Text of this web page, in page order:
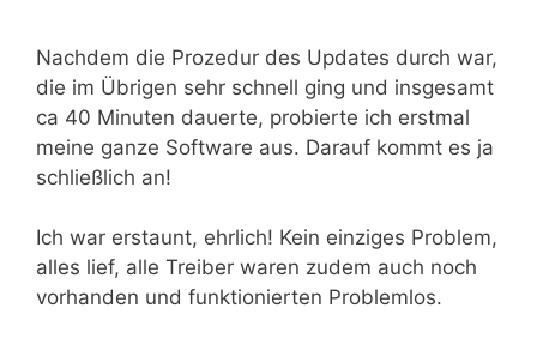
Nachdem die Prozedur des Updates durch war,
die im Übrigen sehr schnell ging und insgesamt
ca 40 Minuten dauerte, probierte ich erstmal
meine ganze Software aus. Darauf kommt es ja
schließlich an!
Ich war erstaunt, ehrlich! Kein einziges Problem,
alles lief, alle Treiber waren zudem auch noch
vorhanden und funktionierten Problemlos.